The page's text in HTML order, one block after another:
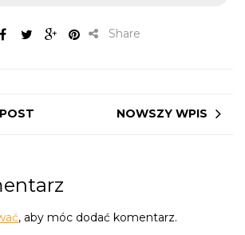
Share
NOWSZY WPIS
, aby móc dodać komentarz.